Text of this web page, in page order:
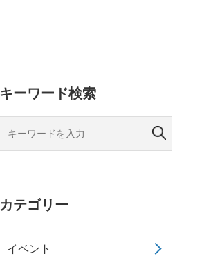
キーワード検索
カテゴリー
イベント